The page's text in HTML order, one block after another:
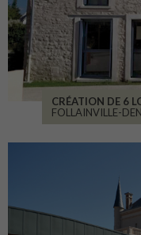
CRÉATION DE 6
FOLLAINVILLE-